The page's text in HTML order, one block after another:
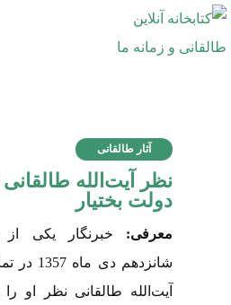
آثار طالقانی
نظر آیت‌الله طالقانی
دولت بختیار
معرفی: خبرنگار یکی از
شانزدهم
آیت‌الله طالقانی نظر او